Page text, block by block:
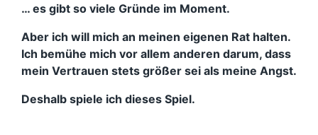
… es gibt so viele Gründe im Moment.
Aber ich will mich an meinen eigenen Rat halten.
Ich bemühe mich vor allem anderen darum, dass
mein Vertrauen stets größer sei als meine Angst.
Deshalb spiele ich dieses Spiel.